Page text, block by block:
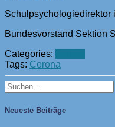
Schulpsychologiedirektor
Bundesvorstand Sektion
Categories:
Tags: Corona
Suchen
nach:
Neueste Beiträge